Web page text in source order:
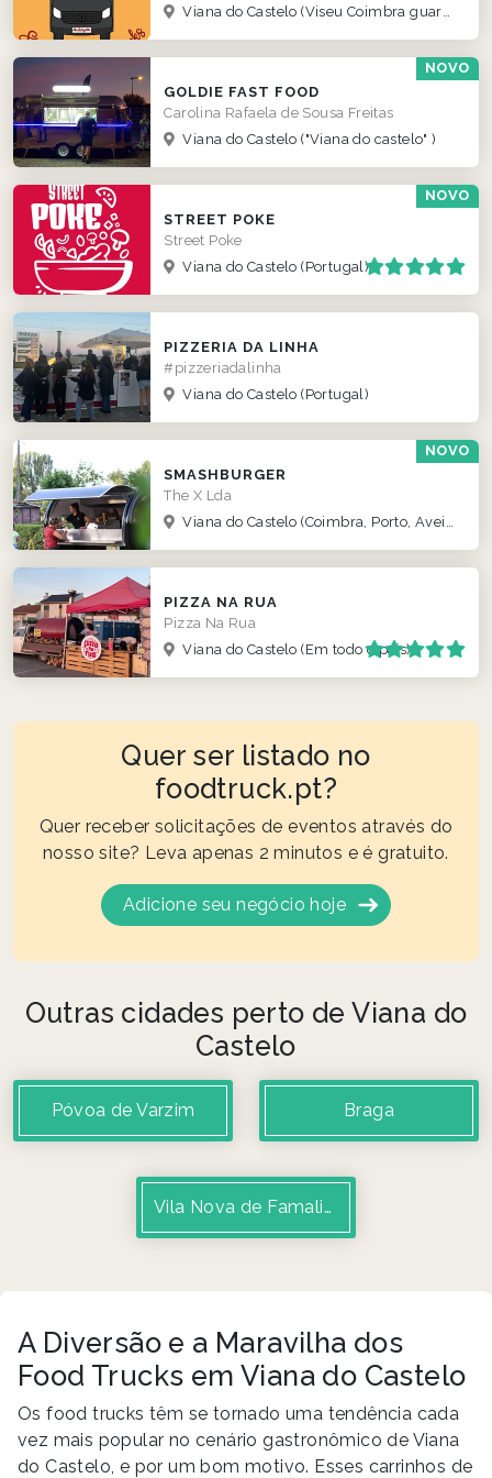
Viana do Castelo(Viseu Coimbra guarda norte )
NOVO
GOLDIE FAST FOOD
Carolina Rafaela de Sousa Freitas
Viana do Castelo("Viana do castelo" )
NOVO
STREET POKE
Street Poke
Viana do Castelo(Portugal)
PIZZERIA DA LINHA
#pizzeriadalinha
Viana do Castelo(Portugal)
NOVO
SMASHBURGER
The X Lda
Viana do Castelo(Coimbra, Porto, Aveiro, lisboa)
PIZZA NA RUA
Pizza Na Rua
Viana do Castelo(Em todo o país)
Quer ser listado no
foodtruck.pt?
Quer receber solicitações de eventos através do
nosso site? Leva apenas 2 minutos e é gratuito.
Adicione seu negócio hoje
Outras cidades perto de Viana do
Castelo
Póvoa de Varzim Braga
Vila Nova de Famalicão
A Diversão e a Maravilha dos
Food Trucks em Viana do Castelo
Os food trucks têm se tornado uma tendência cada
vez mais popular no cenário gastronômico de Viana
do Castelo, e por um bom motivo. Esses carrinhos de